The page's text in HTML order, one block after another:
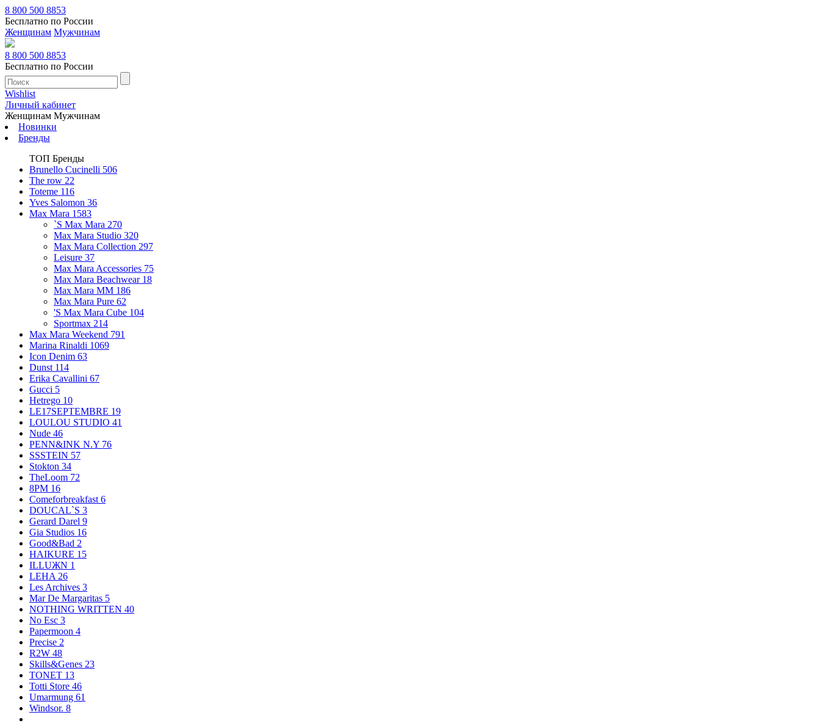
8 800 500 8853
Бесплатно по России
Женщинам Мужчинам
8 800 500 8853
Бесплатно по России
Wishlist
Личный кабинет
Женщинам Мужчинам
Новинки
Бренды
ТОП Бренды
Brunello Cucinelli 506
The row 22
Toteme 116
Yves Salomon 36
Max Mara 1583
`S Max Mara 270
Max Mara Studio 320
Max Mara Collection 297
Leisure 37
Max Mara Accessories 75
Max Mara Beachwear 18
Max Mara MM 186
Max Mara Pure 62
'S Max Mara Cube 104
Sportmax 214
Max Mara Weekend 791
Marina Rinaldi 1069
Icon Denim 63
Dunst 114
Erika Cavallini 67
Gucci 5
Hetrego 10
LE17SEPTEMBRE 19
LOULOU STUDIO 41
Nude 46
PENN&INK N.Y 76
SSSTEIN 57
Stokton 34
TheLoom 72
8PM 16
Comeforbreakfast 6
DOUCAL`S 3
Gerard Darel 9
Gia Studios 16
Good&Bad 2
HAIKURE 15
ILLUЖN 1
LEHA 26
Les Archives 3
Mar De Margaritas 5
NOTHING WRITTEN 40
No Esc 3
Papermoon 4
Precise 2
R2W 48
Skills&Genes 23
TONET 13
Totti Store 46
Umarmung 61
Windsor. 8